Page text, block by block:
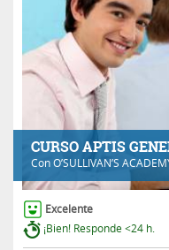
CURSO APTIS
ConO’SULLIVAN’S
Excelente
¡Bien! Responde <24 h.